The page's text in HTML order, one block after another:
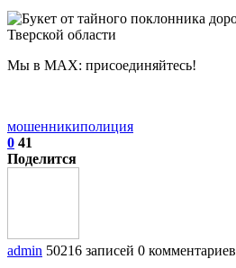
Мы в МАХ: присоединяйтесь!
мошенникиполиция
0 41
Поделится
admin 50216 записей 0 комментариев